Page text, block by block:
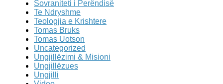
Sovraniteti i Perëndisë
Te Ndryshme
Teologjia e Krishtere
Tomas Bruks
Tomas Uotson
Uncategorized
Ungjillëzimi & Misioni
Ungjillëzues
Ungjilli